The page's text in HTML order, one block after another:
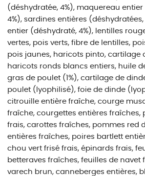
(déshydratée, 4%), maquereau
4%), sardines entières (déshydratées,
entier (déshydraté, 4%), lentilles
vertes, pois verts, fibre de lentilles,
pois jaunes, haricots pinto, cartilage
haricots ronds blancs entiers, huile
gras de poulet (1%), cartilage de
poulet (lyophilisé), foie de dinde
citrouille entière fraîche, courge
fraîche, courgettes entières fraîches,
frais, carottes fraîches, pommes red
entières fraîches, poires bartlett
chou vert frisé frais, épinards frais,
betteraves fraîches, feuilles de navet
varech brun, canneberges entières,